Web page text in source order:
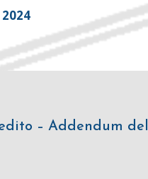
2024
– Addendum del